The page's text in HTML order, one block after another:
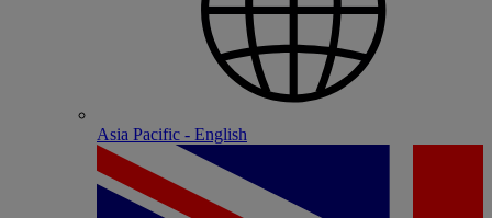
Asia Pacific - English